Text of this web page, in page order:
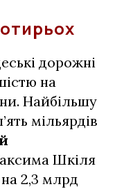
дорожні
на
Найбільшу
мільярдів
Шкіля
на 2,3 млрд